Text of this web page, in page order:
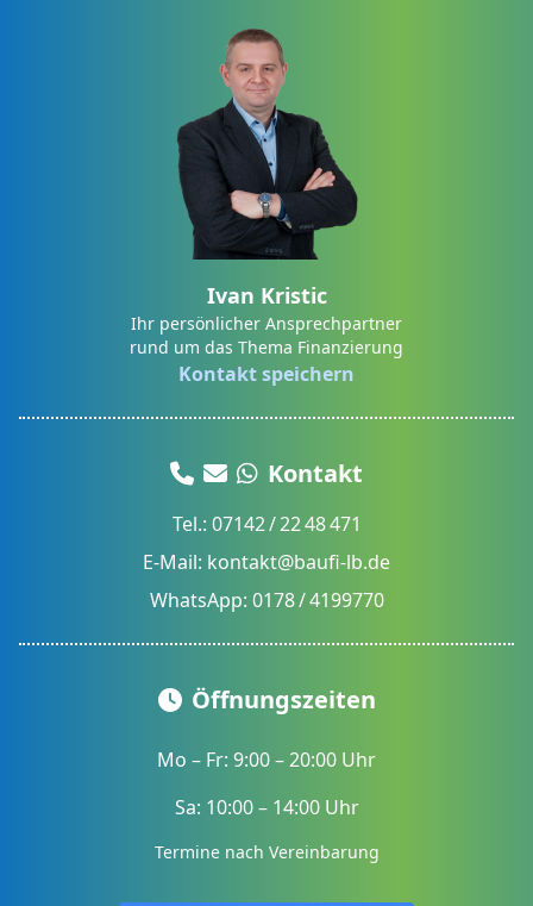
Ivan Kristic
Ihr persönlicher Ansprechpartner
rund um das Thema Finanzierung
Kontakt speichern
Kontakt
Tel.: 07142 / 22 48 471
E-Mail: kontakt@baufi-lb.de
WhatsApp: 0178 / 4199770
Öffnungszeiten
Mo – Fr: 9:00 – 20:00 Uhr
Sa: 10:00 – 14:00 Uhr
Termine nach Vereinbarung